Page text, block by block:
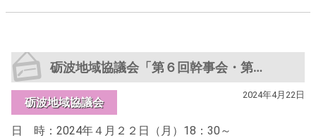
砺波地域協議会「第６回幹事会・第４回闘争委員会」
砺波地域協議会
2024年4月22日
日 時：2024年４月２２日（月）18：30～